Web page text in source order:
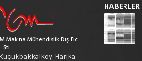
Makina Mühendislik Dış Tic.
Şti.
Harika
HABERLER